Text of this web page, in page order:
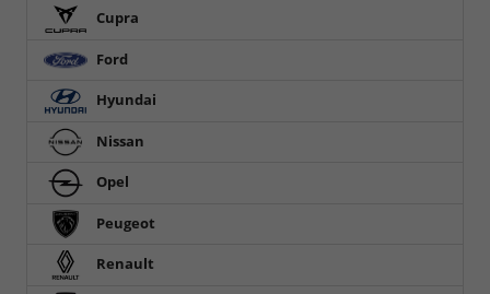
Cupra
Ford
Hyundai
Nissan
Opel
Peugeot
Renault